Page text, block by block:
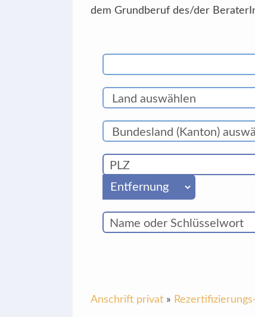
dem Grundberuf des/der
Anschrift privat »